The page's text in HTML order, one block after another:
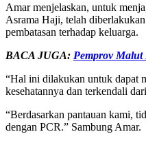
Amar menjelaskan, untuk
Asrama Haji, telah
pembatasan terhadap keluarga.
BACA JUGA: Pemprov Malut
“Hal ini dilakukan untuk dapat
kesehatannya dan terkendali
“Berdasarkan pantauan kami,
dengan PCR.” Sambung Amar.